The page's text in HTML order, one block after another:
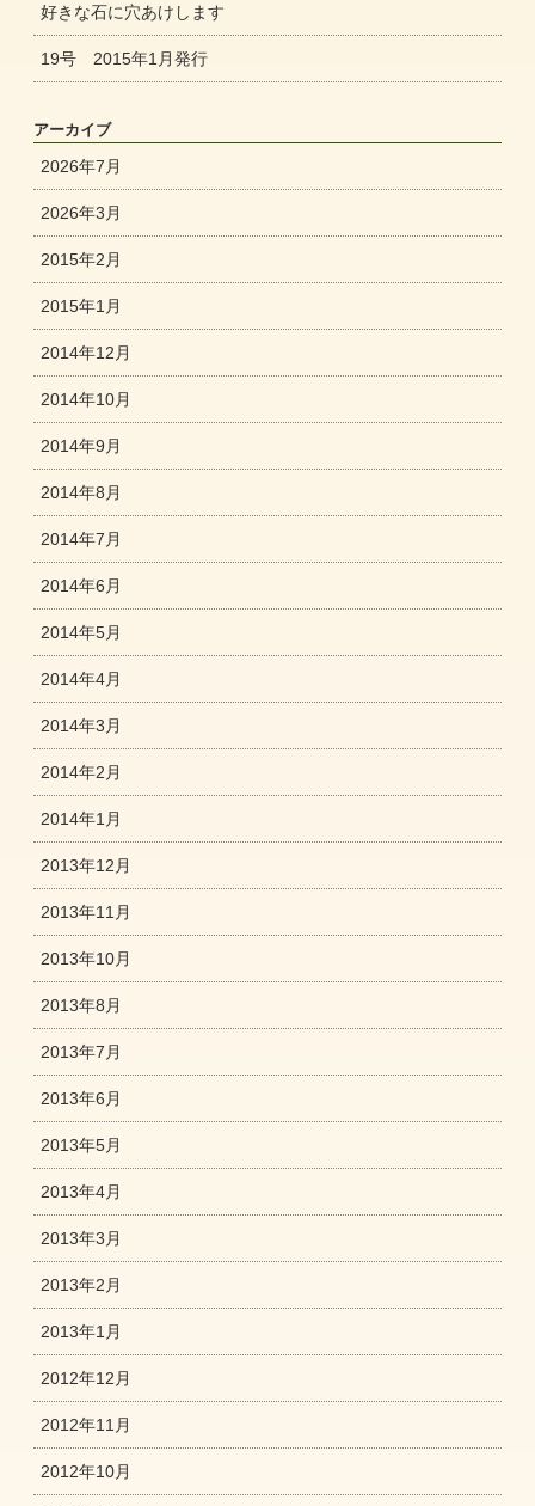
好きな石に穴あけします
19号 2015年1月発行
アーカイブ
2026年7月
2026年3月
2015年2月
2015年1月
2014年12月
2014年10月
2014年9月
2014年8月
2014年7月
2014年6月
2014年5月
2014年4月
2014年3月
2014年2月
2014年1月
2013年12月
2013年11月
2013年10月
2013年8月
2013年7月
2013年6月
2013年5月
2013年4月
2013年3月
2013年2月
2013年1月
2012年12月
2012年11月
2012年10月